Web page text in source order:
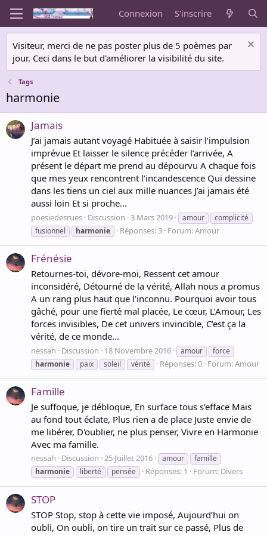
Connexion S'inscrire
Visiteur, merci de ne pas poster plus de 5 poèmes par
jour. Ceci dans le but d'améliorer la visibilité du site.
Tags
harmonie
Jamais
J’ai jamais autant voyagé Habituée à saisir l’impulsion
imprévue Et laisser le silence précéder l’arrivée, A
présent le départ me prend au dépourvu A chaque fois
que mes yeux rencontrent l’incandescence Qui dessine
dans les tiens un ciel aux mille nuances J’ai jamais été
aussi loin Et si proche...
poesiedesrues Discussion 3 Mars 2019 amour
complicité
fusionnel
harmonie Réponses: 3 Forum:Amour
Frénésie
Retournes-toi, dévore-moi, Ressent cet amour
inconsidéré, Détourné de la vérité, Allah nous a promus
A un rang plus haut que l’inconnu. Pourquoi avoir tous
gâché, pour une fierté mal placée, Le cœur, L’Amour, Les
forces invisibles, De cet univers invincible, C’est ça la
vérité, de ce monde...
nessah Discussion 18 Novembre 2016 amour
force
harmonie
paix soleil vérité Réponses: 0 Forum:Amour
Famille
Je suffoque, je débloque, En surface tous s’efface Mais
au fond tout éclate, Plus rien a de place Juste envie de
me libérer, D'oublier, ne plus penser, Vivre en Harmonie
Avec ma famille.
nessah Discussion 25 Juillet 2016 amour
famille
harmonie
liberté pensée Réponses: 1 Forum: Divers
STOP
STOP Stop, stop à cette vie imposé, Aujourd’hui on
oubli, On oubli, on tire un trait sur ce passé, Plus de